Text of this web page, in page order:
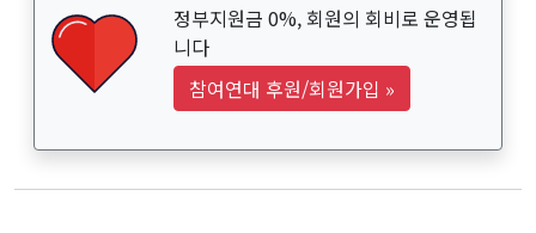
정부지원금 0%, 회원의 회비로 운영됩
니다
참여연대 후원/회원가입 »